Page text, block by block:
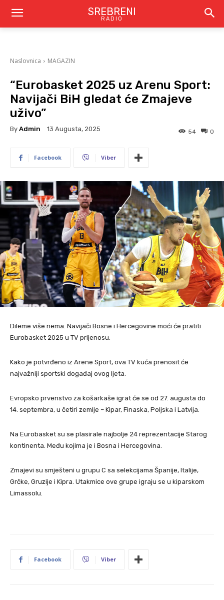
SREBRENI
RADIO
Naslovnica MAGAZIN
“Eurobasket 2025 uz Arenu Sport:
Navijači BiH gledat će Zmajeve
uživo”
By Admin 13 Augusta, 2025 0
54
Facebook Viber
Dileme više nema. Navijači Bosne i Hercegovine moći će pratiti
Eurobasket 2025 u TV prijenosu.
Kako je potvrđeno iz Arene Sport, ova TV kuća prenosit će
najvažniji sportski događaj ovog ljeta.
Evropsko prvenstvo za košarkaše igrat će se od 27. augusta do
14. septembra, u četiri zemlje – Kipar, Finaska, Poljska i Latvija.
Na Eurobasket su se plasirale najbolje 24 reprezentacije Starog
kontinenta. Među kojima je i Bosna i Hercegovina.
Zmajevi su smješteni u grupu C sa selekcijama Španije, Italije,
Grčke, Gruzije i Kipra. Utakmice ove grupe igraju se u kiparskom
Limassolu.
Facebook Viber